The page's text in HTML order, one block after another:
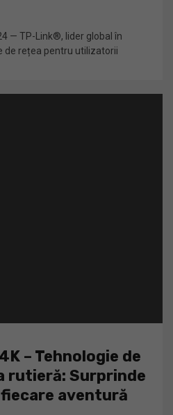
— TP-Link®, lider global în
de rețea pentru utilizatorii
– Tehnologie de
rutieră: Surprinde
aventură